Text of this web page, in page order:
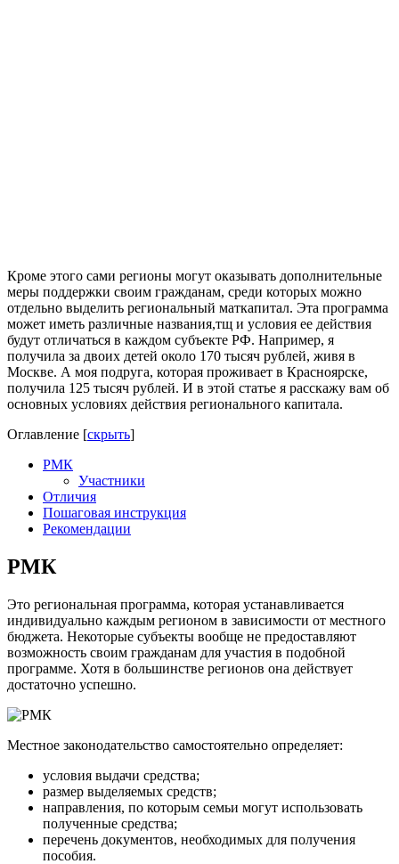
Кроме этого сами регионы могут оказывать дополнительные
меры поддержки своим гражданам, среди которых можно
отдельно выделить региональный маткапитал. Эта программа
может иметь различные названия,тщ и условия ее действия
будут отличаться в каждом субъекте РФ. Например, я
получила за двоих детей около 170 тысяч рублей, живя в
Москве. А моя подруга, которая проживает в Красноярске,
получила 125 тысяч рублей. И в этой статье я расскажу вам об
основных условиях действия регионального капитала.
Оглавление [скрыть]
РМК
Участники
Отличия
Пошаговая инструкция
Рекомендации
РМК
Это региональная программа, которая устанавливается
индивидуально каждым регионом в зависимости от местного
бюджета. Некоторые субъекты вообще не предоставляют
возможность своим гражданам для участия в подобной
программе. Хотя в большинстве регионов она действует
достаточно успешно.
Местное законодательство самостоятельно определяет:
условия выдачи средства;
размер выделяемых средств;
направления, по которым семьи могут использовать
полученные средства;
перечень документов, необходимых для получения
пособия.